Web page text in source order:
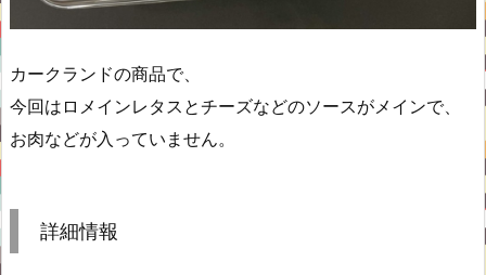
カークランドの商品で、
今回はロメインレタスとチーズなどのソースがメインで、
お肉などが入っていません。
詳細情報